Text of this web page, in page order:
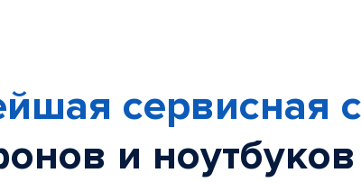
сервисная
и